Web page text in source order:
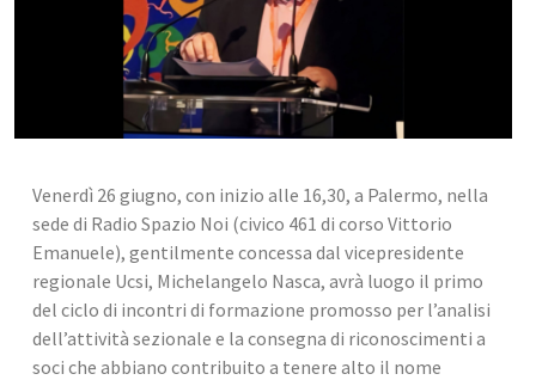
Venerdì 26 giugno, con inizio alle 16,30, a Palermo, nella
sede di Radio Spazio Noi (civico 461 di corso Vittorio
Emanuele), gentilmente concessa dal vicepresidente
regionale Ucsi, Michelangelo Nasca, avrà luogo il primo
del ciclo di incontri di formazione promosso per l’analisi
dell’attività sezionale e la consegna di riconoscimenti a
soci che abbiano contribuito a tenere alto il nome